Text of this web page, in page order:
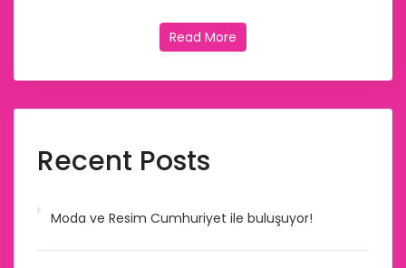
Read More
Recent Posts
Moda ve Resim Cumhuriyet ile buluşuyor!